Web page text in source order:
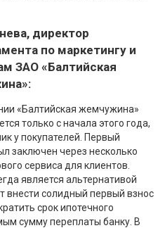
директор
по маркетингу и
ЗАО «Балтийская
«Балтийская жемчужина»
только с начала этого года,
у покупателей. Первый
заключен через несколько
сервиса для клиентов.
является альтернативой
внести солидный первый взнос
срок ипотечного
сумму переплаты банку. В